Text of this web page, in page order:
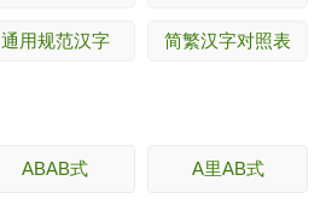
通用规范汉字 简繁汉字对照表
ABAB式 A里AB式